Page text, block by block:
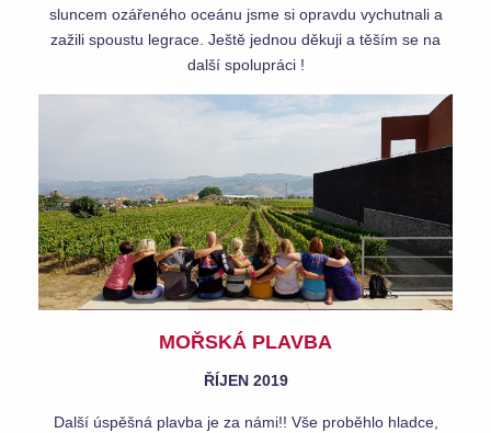
sluncem ozářeného oceánu jsme si opravdu vychutnali a
zažili spoustu legrace. Ještě jednou děkuji a těším se na
další spolupráci !
MOŘSKÁ PLAVBA
ŘÍJEN 2019
Další úspěšná plavba je za námi!! Vše proběhlo hladce,